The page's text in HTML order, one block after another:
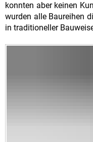
konnten aber keinen
wurden alle Baureihen
in traditioneller